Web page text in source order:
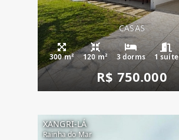
CASAS
300 m² 120 m² 3 dorms 1 suíte
R$ 750.000
XANGRI-LÁ
Rainha do Mar